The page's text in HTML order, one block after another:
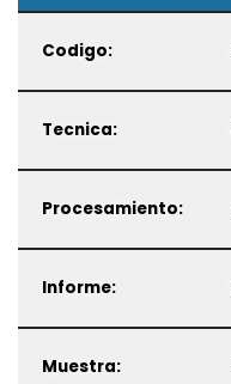
Codigo:
Tecnica:
Procesamiento:
Informe:
Muestra: